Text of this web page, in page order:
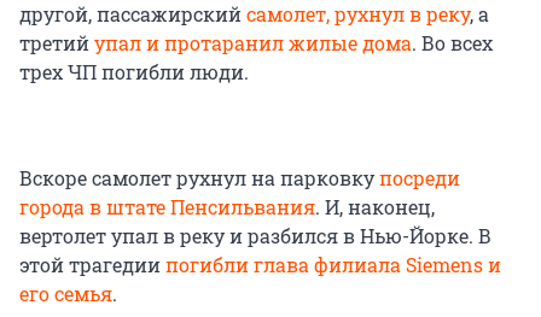
другой, пассажирскийсамолет, рухнул в реку, а
третийупал и протаранил жилые дома. Во всех
трех ЧП погибли люди.
Вскоре самолет рухнул на парковкупосреди
города в штате Пенсильвания. И, наконец,
вертолет упал в реку и разбился в Нью-Йорке. В
этой трагедиипогибли глава филиала Siemens и
его семья.